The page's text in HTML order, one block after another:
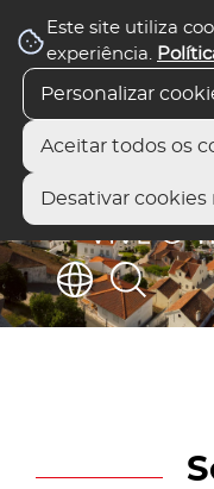
Este site utiliza
experiência.
Personalizar
Aceitar todos os
Desativar cookies